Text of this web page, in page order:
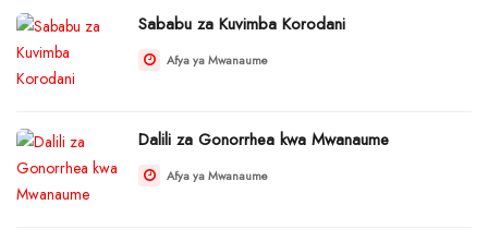
Sababu za Kuvimba Korodani
Afya ya Mwanaume
Dalili za Gonorrhea kwa Mwanaume
Afya ya Mwanaume